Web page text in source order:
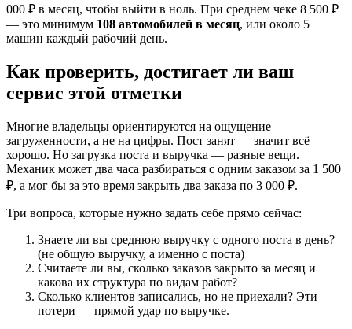
000 ₽ в месяц, чтобы выйти в ноль. При среднем чеке 8 500 ₽
— это минимум 108 автомобилей в месяц, или около 5
машин каждый рабочий день.
Как проверить, достигает ли ваш
сервис этой отметки
Многие владельцы ориентируются на ощущение
загруженности, а не на цифры. Пост занят — значит всё
хорошо. Но загрузка поста и выручка — разные вещи.
Механик может два часа разбираться с одним заказом за 1 500
₽, а мог бы за это время закрыть два заказа по 3 000 ₽.
Три вопроса, которые нужно задать себе прямо сейчас:
Знаете ли вы среднюю выручку с одного поста в день?
(не общую выручку, а именно с поста)
Считаете ли вы, сколько заказов закрыто за месяц и
какова их структура по видам работ?
Сколько клиентов записались, но не приехали? Эти
потери — прямой удар по выручке.